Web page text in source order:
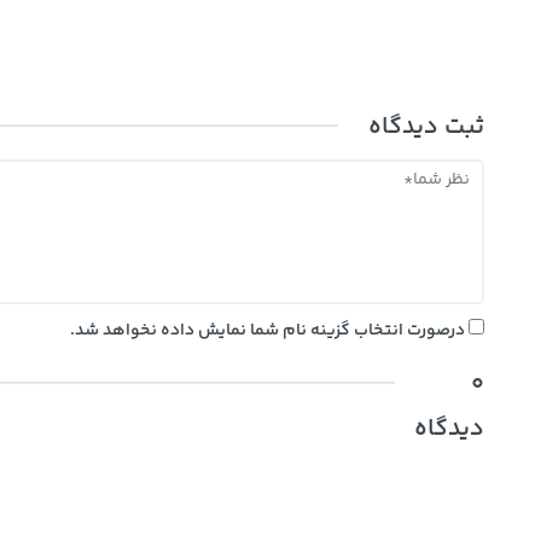
ثبت دیدگاه
درصورت انتخاب گزینه نام شما نمایش داده نخواهد شد.
0
دیدگاه